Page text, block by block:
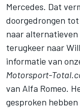
Mercedes. Dat
doorgedrongen
naar alternatieven
terugkeer naar
informatie van
Motorsport-
van Alfa Romeo.
gesproken